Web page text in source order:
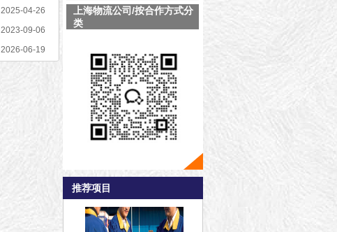
2025-04-26
2023-09-06
2026-06-19
上海物流公司/按合作方式分
类
推荐项目